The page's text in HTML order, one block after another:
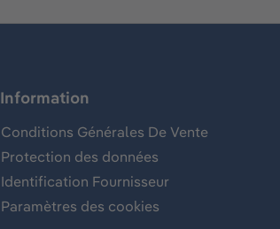
Information
Conditions Générales De Vente
Protection des données
Identification Fournisseur
Paramètres des cookies